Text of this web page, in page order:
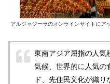
アルジャジーラのオンラインサイトにア
東南アジア屈指の人気
気候、世界的に人気の
ド、先住民文化が織